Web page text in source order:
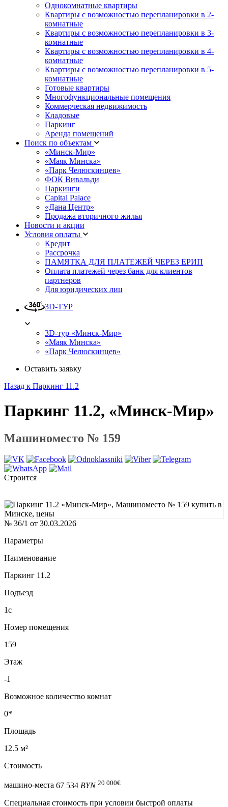
Однокомнатные квартиры
Квартиры с возможностью перепланировки в 2-
комнатные
Квартиры с возможностью перепланировки в 3-
комнатные
Квартиры с возможностью перепланировки в 4-
комнатные
Квартиры с возможностью перепланировки в 5-
комнатные
Готовые квартиры
Многофункциональные помещения
Коммерческая недвижимость
Кладовые
Паркинг
Аренда помещений
Поиск по объектам
«Минск-Мир»
«Маяк Минска»
«Парк Челюскинцев»
ФОК Вивальди
Паркинги
Capital Palace
«Дана Центр»
Продажа вторичного жилья
Новости и акции
Условия оплаты
Кредит
Рассрочка
ПАМЯТКА ДЛЯ ПЛАТЕЖЕЙ ЧЕРЕЗ ЕРИП
Оплата платежей через банк для клиентов
партнеров
Для юридических лиц
3D-ТУР
3D-тур «Минск-Мир»
«Маяк Минска»
«Парк Челюскинцев»
Оставить заявку
Назад к Паркинг 11.2
Паркинг 11.2, «Минск-Мир»
Машиноместо № 159
Строится
№ 36/1 от 30.03.2026
Параметры
Наименование
Паркинг 11.2
Подъезд
1с
Номер помещения
159
Этаж
-1
Возможное количество комнат
0*
Площадь
12.5 м²
Стоимость
машино-места 67 534 BYN 20 000€
Специальная cтоимость при условии быстрой оплаты